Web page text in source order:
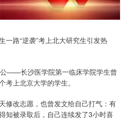
一路“逆袭”考上北大研究生引发热
——长沙医学院第一临床学院学生曾
考上北京大学的学生。
修改志愿，也曾发文给自己打气：有
知被录取后，自己连续发了3小时喜